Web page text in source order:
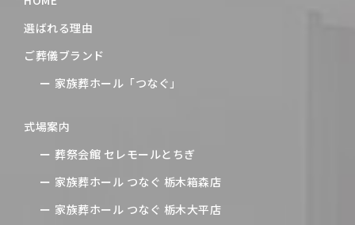
選ばれる理由
ご葬儀ブランド
家族葬ホール「つなぐ」
式場案内
葬祭会館 セレモールとちぎ
家族葬ホール つなぐ 栃木箱森店
家族葬ホール つなぐ 栃木大平店